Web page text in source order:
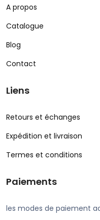
A propos
Catalogue
Blog
Contact
Liens
Retours et échanges
Expédition et livraison
Termes et conditions
Paiements
les modes de paiement